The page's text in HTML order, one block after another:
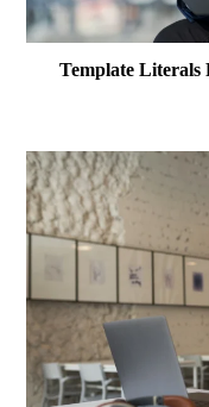
Template